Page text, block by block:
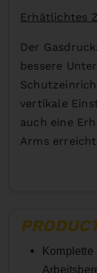
Erhätlichtes
Der
bessere
vertikale
auch eine
Arms